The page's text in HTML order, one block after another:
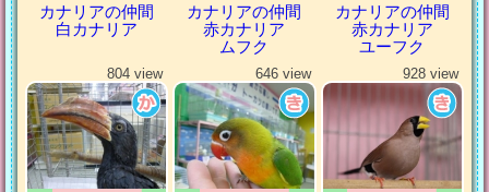
カナリアの仲間
白カナリア
カナリアの仲間
赤カナリア
ムフク
カナリアの仲間
赤カナリア
ユーフク
804 view 646 view 928 view